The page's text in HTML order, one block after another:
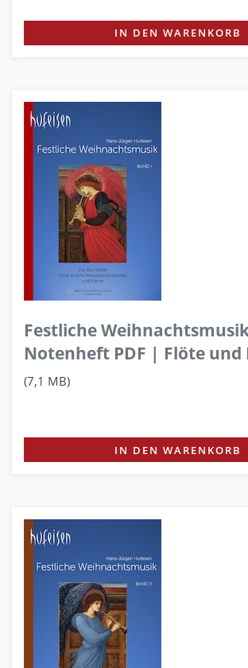
IN DEN WARENKORB
Festliche
Notenheft PDF | Flöte und
(7,1 MB)
IN DEN WARENKORB